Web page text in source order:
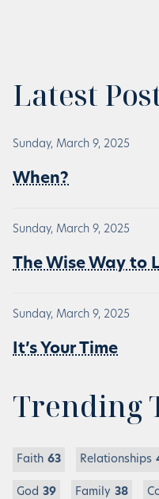
Latest
Sunday, March 9, 2025
When?
Sunday, March 9, 2025
The Wise Way to
Sunday, March 9, 2025
It’s Your Time
Trending
Faith 63 Relationships
God 39 Family 38